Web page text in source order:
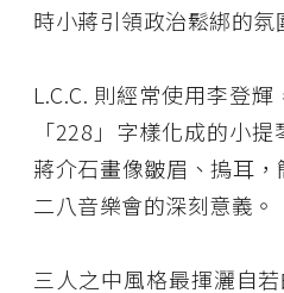
時小蔣引領政治鬆綁的氛
L.C.C. 則經常使用李登
「228」字樣化成的小
蔣介石畫像皺眉、摀耳
二八音樂會的深刻意義。
三人之中風格最揮灑自